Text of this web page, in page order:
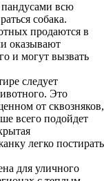
всю
собака.
продаются в
оказывают
и могут вызвать
следует
Это
от сквозняков,
всего подойдет
легко постирать
для уличного